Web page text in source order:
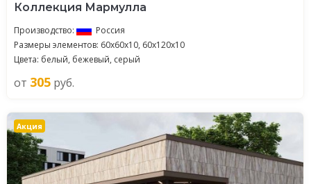
Коллекция Мармулла
Производство:
Россия
Размеры элементов: 60x60x10, 60x120x10
Цвета: белый, бежевый, серый
от 305 руб.
Акция